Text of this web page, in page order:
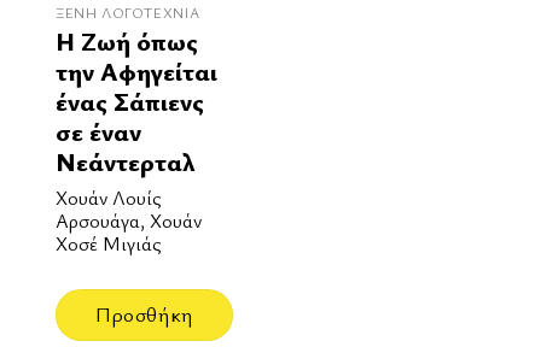
ΞΈΝΗ ΛΟΓΟΤΕΧΝΊΑ
Η Ζωή όπως
την Αφηγείται
ένας Σάπιενς
σε έναν
Νεάντερταλ
Χουάν Λουίς
Αρσουάγα, Χουάν
Χοσέ Μιγιάς
Προσθήκη